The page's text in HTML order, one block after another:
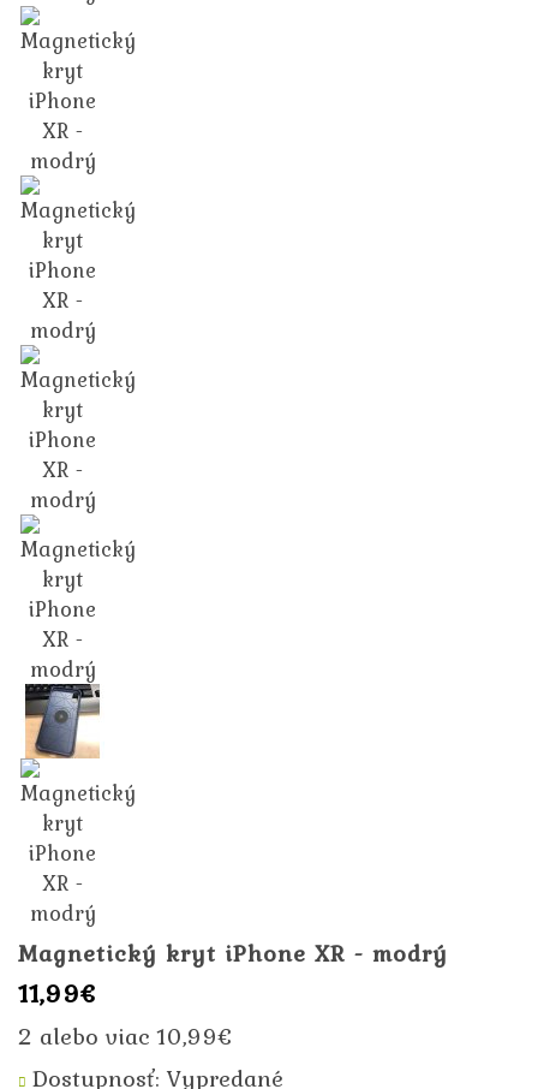
Magnetický kryt iPhone XR - modrý
11,99€
2 alebo viac 10,99€
Dostupnosť: Vypredané